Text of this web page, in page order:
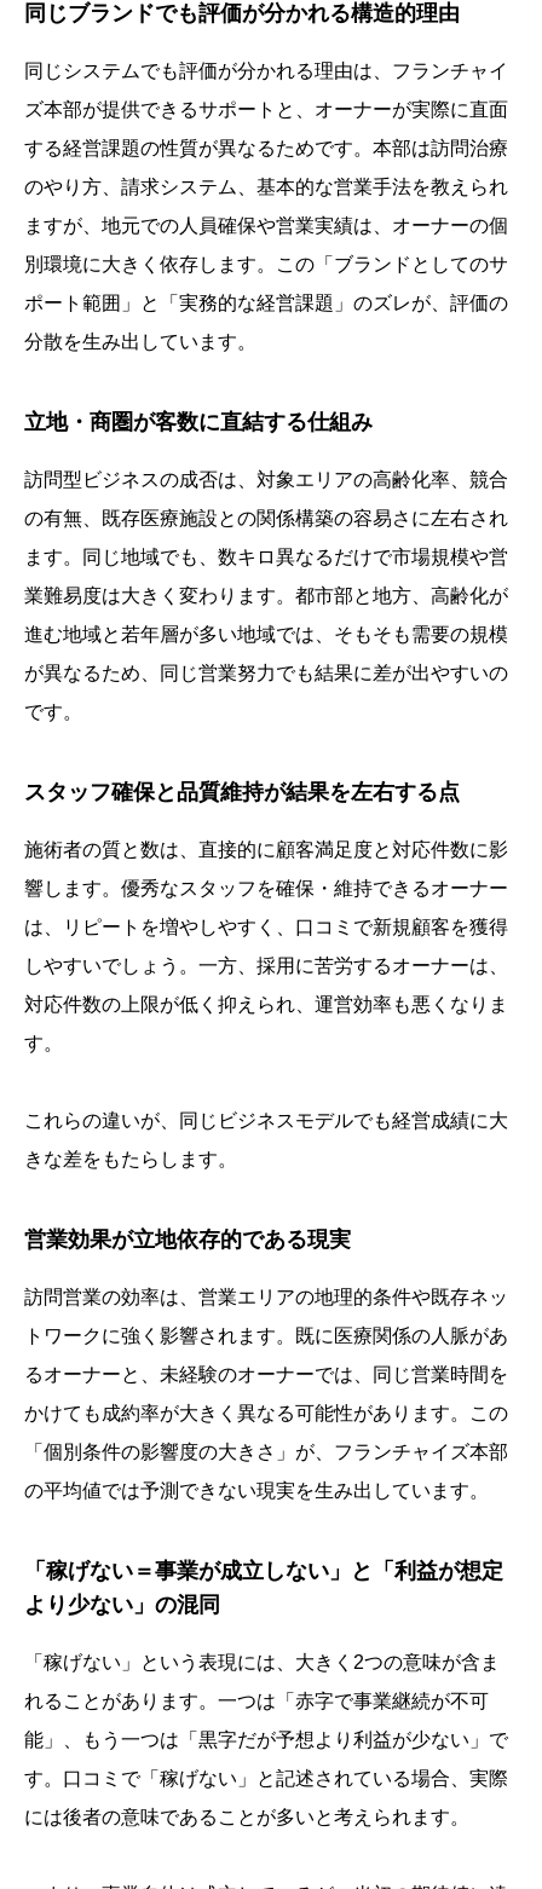
同じブランドでも評価が分かれる構造的理由
同じシステムでも評価が分かれる理由は、フランチャイ
ズ本部が提供できるサポートと、オーナーが実際に直面
する経営課題の性質が異なるためです。本部は訪問治療
のやり方、請求システム、基本的な営業手法を教えられ
ますが、地元での人員確保や営業実績は、オーナーの個
別環境に大きく依存します。この「ブランドとしてのサ
ポート範囲」と「実務的な経営課題」のズレが、評価の
分散を生み出しています。
立地・商圏が客数に直結する仕組み
訪問型ビジネスの成否は、対象エリアの高齢化率、競合
の有無、既存医療施設との関係構築の容易さに左右され
ます。同じ地域でも、数キロ異なるだけで市場規模や営
業難易度は大きく変わります。都市部と地方、高齢化が
進む地域と若年層が多い地域では、そもそも需要の規模
が異なるため、同じ営業努力でも結果に差が出やすいの
です。
スタッフ確保と品質維持が結果を左右する点
施術者の質と数は、直接的に顧客満足度と対応件数に影
響します。優秀なスタッフを確保・維持できるオーナー
は、リピートを増やしやすく、口コミで新規顧客を獲得
しやすいでしょう。一方、採用に苦労するオーナーは、
対応件数の上限が低く抑えられ、運営効率も悪くなりま
す。
これらの違いが、同じビジネスモデルでも経営成績に大
きな差をもたらします。
営業効果が立地依存的である現実
訪問営業の効率は、営業エリアの地理的条件や既存ネッ
トワークに強く影響されます。既に医療関係の人脈があ
るオーナーと、未経験のオーナーでは、同じ営業時間を
かけても成約率が大きく異なる可能性があります。この
「個別条件の影響度の大きさ」が、フランチャイズ本部
の平均値では予測できない現実を生み出しています。
「稼げない＝事業が成立しない」と「利益が想定
より少ない」の混同
「稼げない」という表現には、大きく2つの意味が含ま
れることがあります。一つは「赤字で事業継続が不可
能」、もう一つは「黒字だが予想より利益が少ない」で
す。口コミで「稼げない」と記述されている場合、実際
には後者の意味であることが多いと考えられます。